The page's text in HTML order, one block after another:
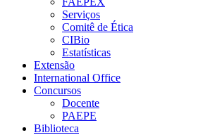
Serviços
Comitê de Ética
CIBio
Estatísticas
Extensão
International Office
Concursos
Docente
PAEPE
Biblioteca